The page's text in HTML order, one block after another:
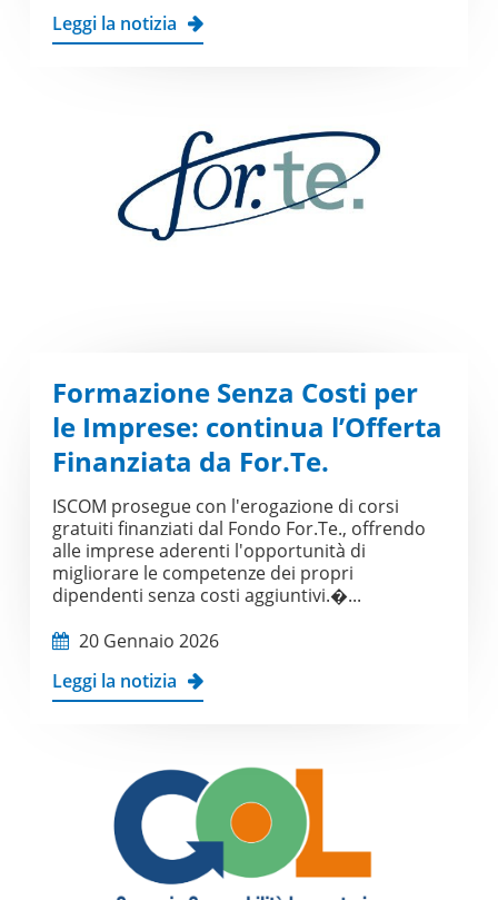
Leggi la notizia
Formazione Senza Costi per
le Imprese: continua l’Offerta
Finanziata da For.Te.
ISCOM prosegue con l'erogazione di corsi
gratuiti finanziati dal Fondo For.Te., offrendo
alle imprese aderenti l'opportunità di
migliorare le competenze dei propri
dipendenti senza costi aggiuntivi.�...
20 Gennaio 2026
Leggi la notizia